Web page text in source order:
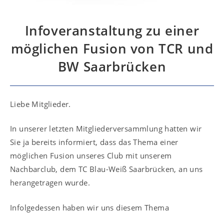
Infoveranstaltung zu einer
möglichen Fusion von TCR und
BW Saarbrücken
Liebe Mitglieder.
In unserer letzten Mitgliederversammlung hatten wir
Sie ja bereits informiert, dass das Thema einer
möglichen Fusion unseres Club mit unserem
Nachbarclub, dem TC Blau-Weiß Saarbrücken, an uns
herangetragen wurde.
Infolgedessen haben wir uns diesem Thema